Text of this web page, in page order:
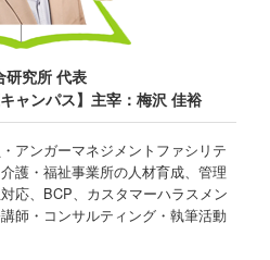
研究所 代表
ャンパス】主宰：梅沢 佳裕
アンガーマネジメントファシリテ
護・福祉事業所の人材育成、管理
応、BCP、カスタマーハラスメン
師・コンサルティング・執筆活動